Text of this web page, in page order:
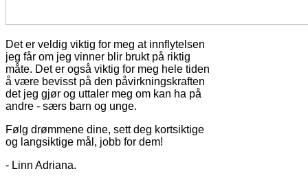
Det er veldig viktig for meg at innflytelsen
jeg får om jeg vinner blir brukt på riktig
måte. Det er også viktig for meg hele tiden
å være bevisst på den påvirkningskraften
det jeg gjør og uttaler meg om kan ha på
andre - særs barn og unge.
Følg drømmene dine, sett deg kortsiktige
og langsiktige mål, jobb for dem!
- Linn Adriana.